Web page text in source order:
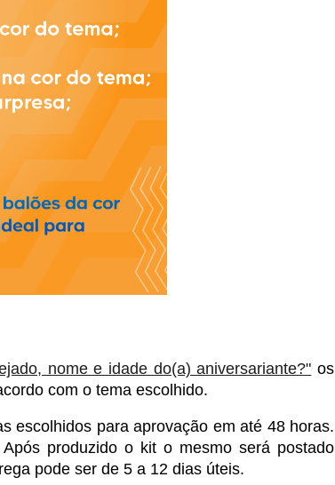
nome e idade do(a) aniversariante?" os
com o tema escolhido.
escolhidos para aprovação em até 48 horas.
produzido o kit o mesmo será postado
pode ser de 5 a 12 dias úteis.